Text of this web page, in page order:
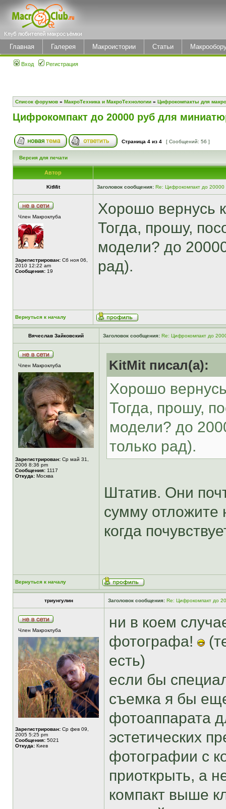
Главная Галерея Макроистории Статьи
Вход Регистрация
Список форумов » МакроТехника и МакроТехнологии » Цифрокомпакты для
Цифрокомпакт до 20000 руб для
Страница 4 из 4 [ Сообщений: 56 ]
Версия для печати
Автор
KitMit Заголовок сообщения: Re: Цифрокомпакт до
Член Макроклуба
Зарегистрирован: Сб ноя 06,
2010 12:22 am
Сообщения: 19
Хорошо вернусь
Тогда, прошу,
модели? до
рад).
Вернуться к началу
Вячеслав Зайковский Заголовок сообщения: Re: Цифрокомпакт до
Член Макроклуба
Зарегистрирован: Ср май 31,
2006 8:36 pm
Сообщения: 1117
Откуда: Москва
KitMit писал(а):
Хорошо
Тогда, прошу,
модели? до
только рад).
Штатив. Они
сумму отложите
когда
Вернуться к началу
триунгулин Заголовок сообщения: Re: Цифрокомпакт до
Член Макроклуба
Зарегистрирован: Ср фев 09,
2005 5:25 pm
Сообщения: 5021
Откуда: Киев
ни в коем
фотографа!
есть)
если бы
съемка я бы
фотоаппарата
эстетических
фотографии с
приоткрыть, а
компакт выше